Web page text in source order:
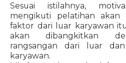
Sesuai istilahnya,
mengikuti pelatihan akan
faktor dari luar karyawan
akan dibangkitkan
rangsangan dari luar
karyawan.